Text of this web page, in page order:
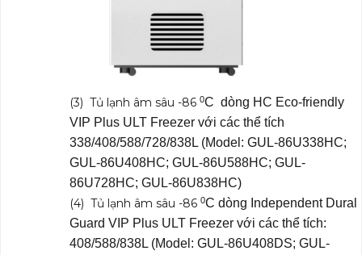
(3) Tủ lạnh âm sâu -86 0C dòng HC Eco-friendly
VIP Plus ULT Freezer với các thể tích
338/408/588/728/838L (Model: GUL-86U338HC;
GUL-86U408HC; GUL-86U588HC; GUL-
86U728HC; GUL-86U838HC)
(4) Tủ lạnh âm sâu -86 0C dòng Independent Dural
Guard VIP Plus ULT Freezer với các thể tích:
408/588/838L (Model: GUL-86U408DS; GUL-